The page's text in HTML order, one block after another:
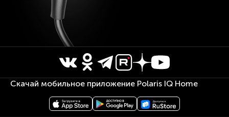
Скачай мобильное приложение Polaris IQ Home